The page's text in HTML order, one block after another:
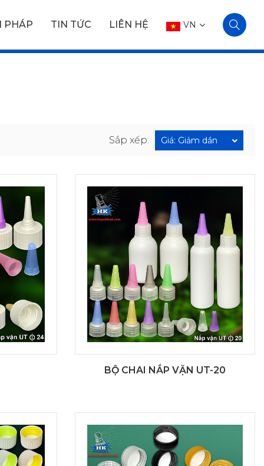
PHÁP TIN TỨC LIÊN HỆ VN
Sắp xếp: Giá: Giảm dần
BỘ CHAI NẮP VẶN UT-20